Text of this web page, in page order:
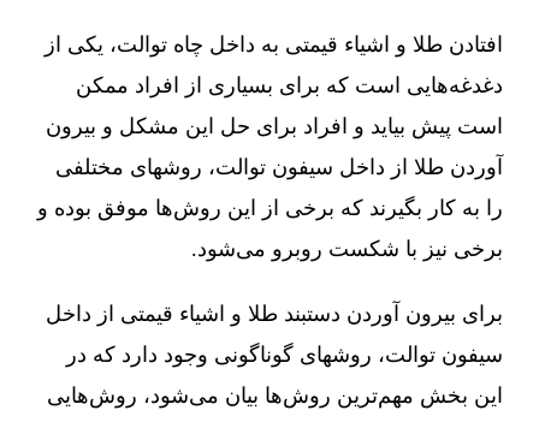
افتادن طلا و اشیاء قیمتی به داخل چاه توالت، یکی از
دغدغه‌هایی است که برای بسیاری از افراد ممکن
است پیش بیاید و افراد برای حل این مشکل و بیرون
آوردن طلا از داخل سیفون توالت، روشهای مختلفی
را به کار بگیرند که برخی از این روش‌ها موفق بوده و
برخی نیز با شکست روبرو می‌شود.
برای بیرون آوردن دستبند طلا و اشیاء قیمتی از داخل
سیفون توالت، روشهای گوناگونی وجود دارد که در
این بخش مهم‌ترین روش‌ها بیان می‌شود، روش‌هایی